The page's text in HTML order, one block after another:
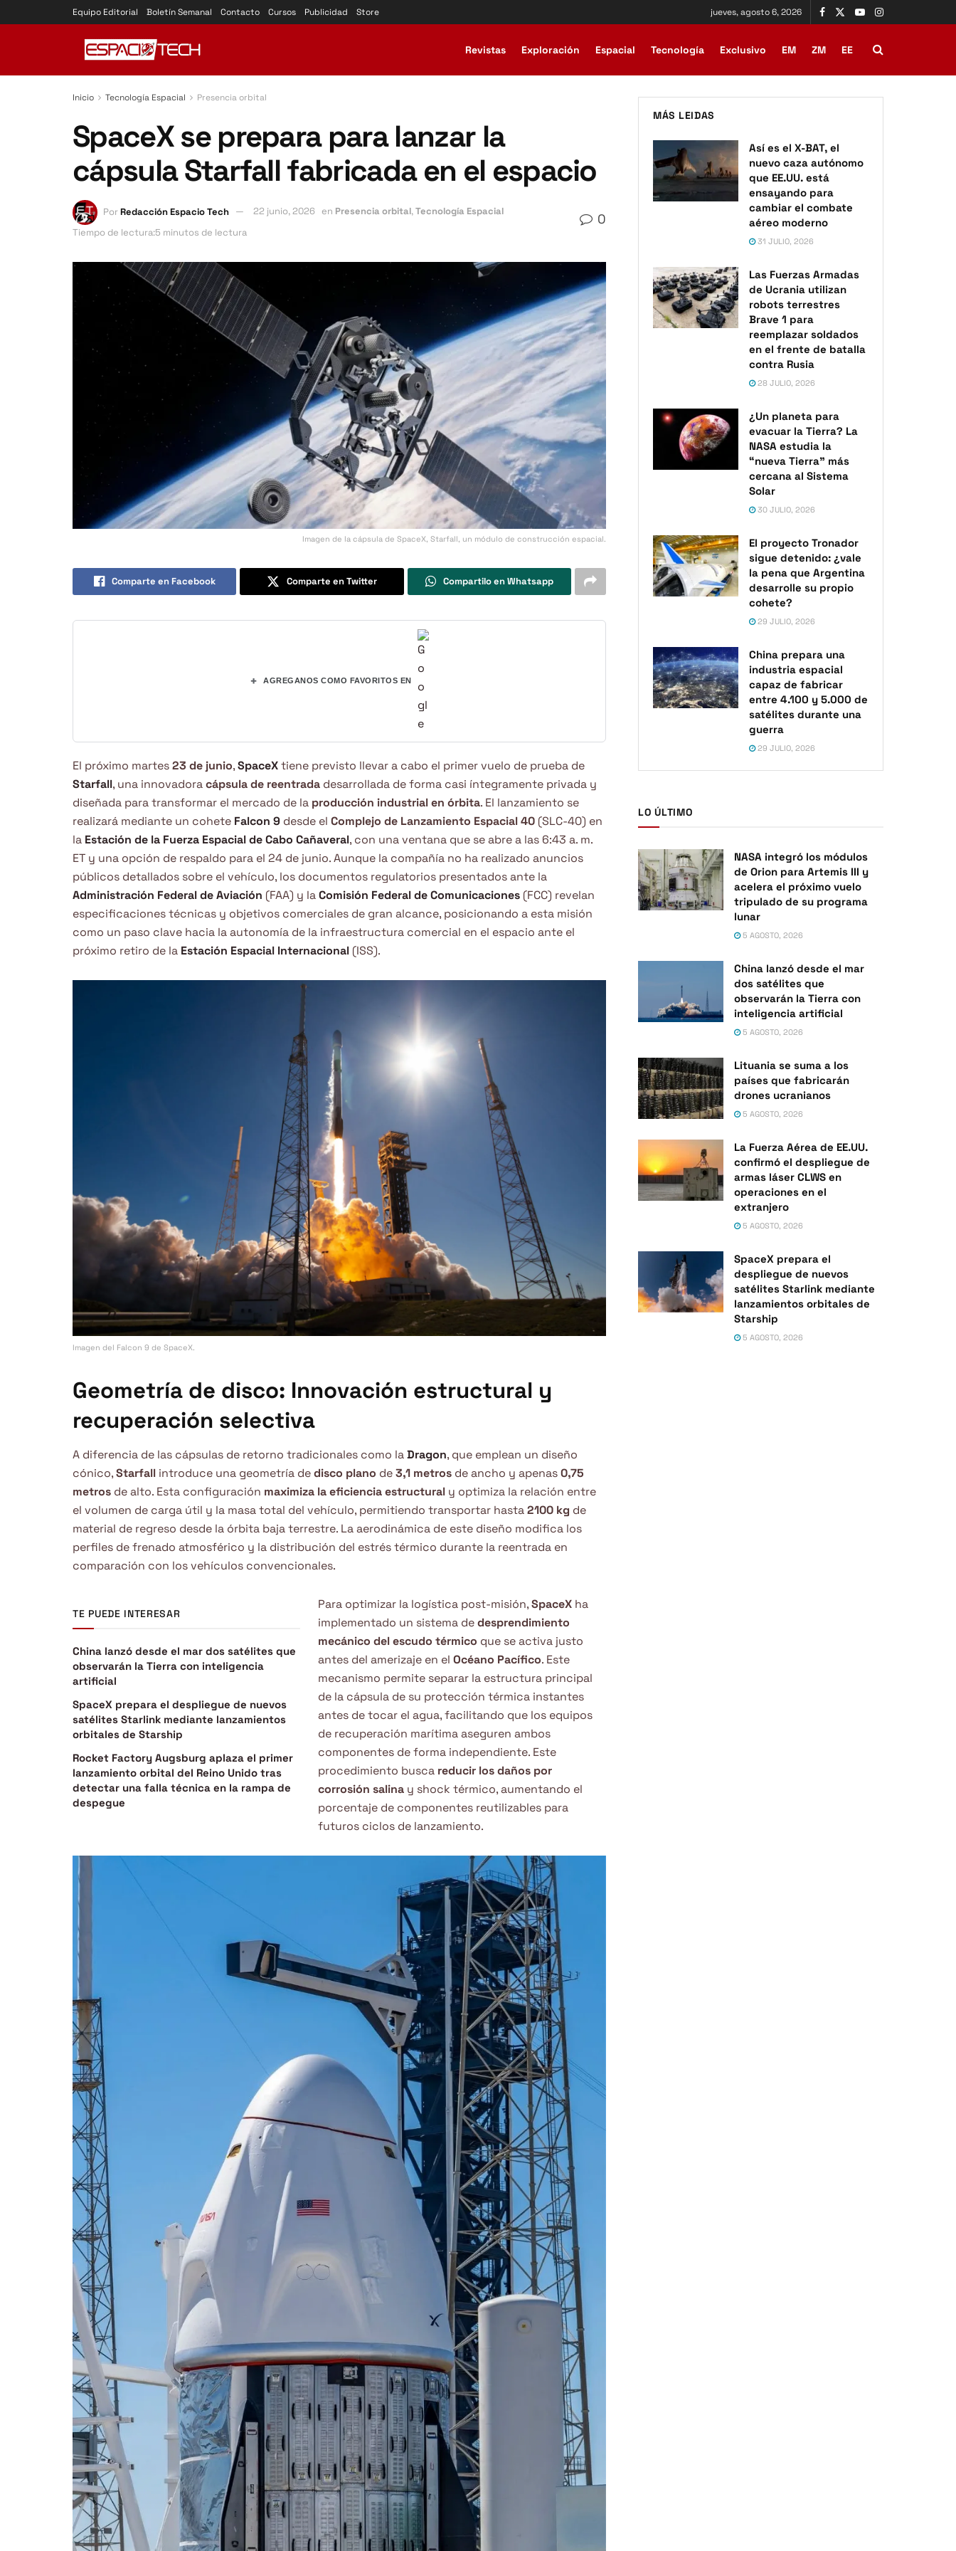
Equipo Editorial Boletín Semanal Contacto Cursos Publicidad Store jueves, agosto 6, 2026
Revistas Exploración Espacial Tecnología Exclusivo EM ZM EE
Inicio Tecnología Espacial Presencia orbital
SpaceX se prepara para lanzar la
cápsula Starfall fabricada en el espacio
PorRedacción Espacio Tech 22 junio, 2026 en Presencia orbital,Tecnología Espacial
Tiempo de lectura:5 minutos de lectura
0
Imagen de la cápsula de SpaceX, Starfall, un módulo de construcción espacial.
Comparte en Facebook Comparte en Twitter Compartilo en Whatsapp
+ AGREGANOS COMO FAVORITOS EN
El próximo martes23 de junio,SpaceXtiene previsto llevar a cabo el primer vuelo de prueba de
Starfall, una innovadoracápsula de reentrada desarrollada de forma casi íntegramente privada y
diseñada para transformar el mercado de la producción industrial en órbita. El lanzamiento se
realizará mediante un cohete Falcon 9 desde el Complejo de Lanzamiento Espacial 40 (SLC-40) en
la Estación de la Fuerza Espacial de Cabo Cañaveral, con una ventana que se abre a las 6:43 a. m.
ET y una opción de respaldo para el 24 de junio. Aunque la compañía no ha realizado anuncios
públicos detallados sobre el vehículo, los documentos regulatorios presentados ante la
Administración Federal de Aviación (FAA) y laComisión Federal de Comunicaciones (FCC) revelan
especificaciones técnicas y objetivos comerciales de gran alcance, posicionando a esta misión
como un paso clave hacia la autonomía de la infraestructura comercial en el espacio ante el
próximo retiro de la Estación Espacial Internacional (ISS).
Imagen del Falcon 9 de SpaceX.
Geometría de disco: Innovación estructural y
recuperación selectiva
A diferencia de las cápsulas de retorno tradicionales como laDragon, que emplean un diseño
cónico,Starfall introduce una geometría dedisco plano de3,1 metros de ancho y apenas0,75
metros de alto. Esta configuración maximiza la eficiencia estructural y optimiza la relación entre
el volumen de carga útil y la masa total del vehículo, permitiendo transportar hasta2100 kg de
material de regreso desde la órbita baja terrestre. La aerodinámica de este diseño modifica los
perfiles de frenado atmosférico y la distribución del estrés térmico durante la reentrada en
comparación con los vehículos convencionales.
TE PUEDE INTERESAR
China lanzó desde el mar dos satélites que
observarán la Tierra con inteligencia
artificial
SpaceX prepara el despliegue de nuevos
satélites Starlink mediante lanzamientos
orbitales de Starship
Rocket Factory Augsburg aplaza el primer
lanzamiento orbital del Reino Unido tras
detectar una falla técnica en la rampa de
despegue
Para optimizar la logística post-misión,SpaceX ha
implementado un sistema dedesprendimiento
mecánico del escudo térmico que se activa justo
antes del amerizaje en el Océano Pacífico. Este
mecanismo permite separar la estructura principal
de la cápsula de su protección térmica instantes
antes de tocar el agua, facilitando que los equipos
de recuperación marítima aseguren ambos
componentes de forma independiente. Este
procedimiento busca reducir los daños por
corrosión salina y shock térmico, aumentando el
porcentaje de componentes reutilizables para
futuros ciclos de lanzamiento.
MÁS LEIDAS
Así es el X-BAT, el
nuevo caza autónomo
que EE.UU. está
ensayando para
cambiar el combate
aéreo moderno
31 JULIO, 2026
Las Fuerzas Armadas
de Ucrania utilizan
robots terrestres
Brave 1 para
reemplazar soldados
en el frente de batalla
contra Rusia
28 JULIO, 2026
¿Un planeta para
evacuar la Tierra? La
NASA estudia la
“nueva Tierra” más
cercana al Sistema
Solar
30 JULIO, 2026
El proyecto Tronador
sigue detenido: ¿vale
la pena que Argentina
desarrolle su propio
cohete?
29 JULIO, 2026
China prepara una
industria espacial
capaz de fabricar
entre 4.100 y 5.000 de
satélites durante una
guerra
29 JULIO, 2026
LO ÚLTIMO
NASA integró los módulos
de Orion para Artemis III y
acelera el próximo vuelo
tripulado de su programa
lunar
5 AGOSTO, 2026
China lanzó desde el mar
dos satélites que
observarán la Tierra con
inteligencia artificial
5 AGOSTO, 2026
Lituania se suma a los
países que fabricarán
drones ucranianos
5 AGOSTO, 2026
La Fuerza Aérea de EE.UU.
confirmó el despliegue de
armas láser CLWS en
operaciones en el
extranjero
5 AGOSTO, 2026
SpaceX prepara el
despliegue de nuevos
satélites Starlink mediante
lanzamientos orbitales de
Starship
5 AGOSTO, 2026